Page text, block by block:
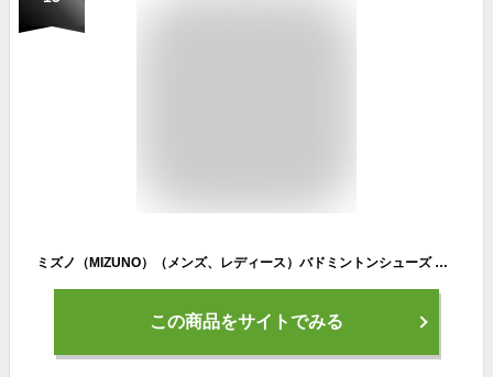
ミズノ（MIZUNO）（メンズ、レディース）バドミントンシューズ ウエーブファング 2 FIT 71GA231222
この商品をサイトでみる